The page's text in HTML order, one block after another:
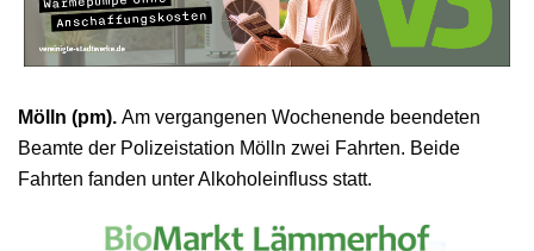
Mölln (pm). Am vergangenen Wochenende beendeten
Beamte der Polizeistation Mölln zwei Fahrten. Beide
Fahrten fanden unter Alkoholeinfluss statt.